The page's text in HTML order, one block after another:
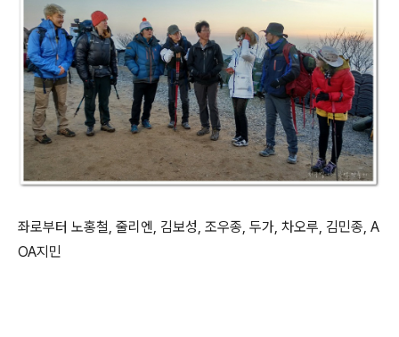
좌로부터 노홍철, 줄리엔, 김보성, 조우종, 두가, 차오루, 김민종, A
OA지민